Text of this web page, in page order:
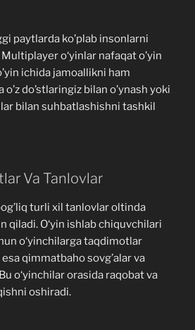
paytlarda ko’plab insonlarni
o‘yinlar nafaqat o’yin
ichida jamoallikni ham
do’stlaringiz bilan o’ynash yoki
bilan suhbatlashishni tashkil
Va Tanlovlar
turli xil tanlovlar oltinda
qiladi. O‘yin ishlab chiquvchilari
o‘yinchilarga taqdimotlar
esa qimmatbaho sovg’alar va
o‘yinchilar orasida raqobat va
oshiradi.